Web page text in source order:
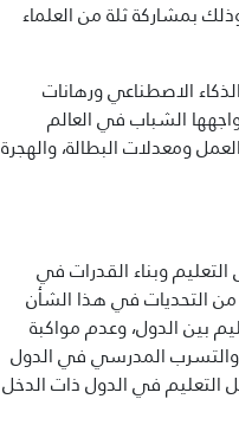
بمشاركة ثلة من العلماء
الاصطناعي ورهانات
الشباب في العالم
ومعدلات البطالة، والهجرة
وبناء القدرات في
من التحديات في هذا الشأن
بين الدول، وعدم مواكبة
والتسرب المدرسي في الدول
التعليم في الدول ذات الدخل